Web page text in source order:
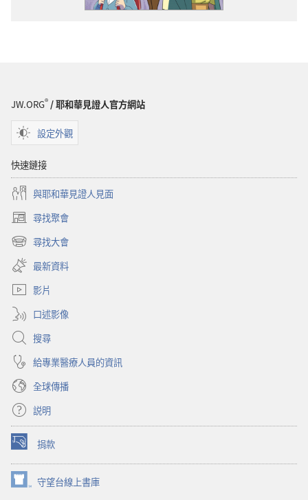
JW.ORG®/ 耶和華見證人官方網站
設定外觀
快速鏈接
與耶和華見證人見面
尋找聚會
（開
啟
新
視
窗）
尋找大會
（開
啟
新
視
最新資料
影片
口述影像
搜尋
給專業醫療人員的資訊
全球傳播
説明
捐款
（開
啟
新
視
守望台線上書庫
（開